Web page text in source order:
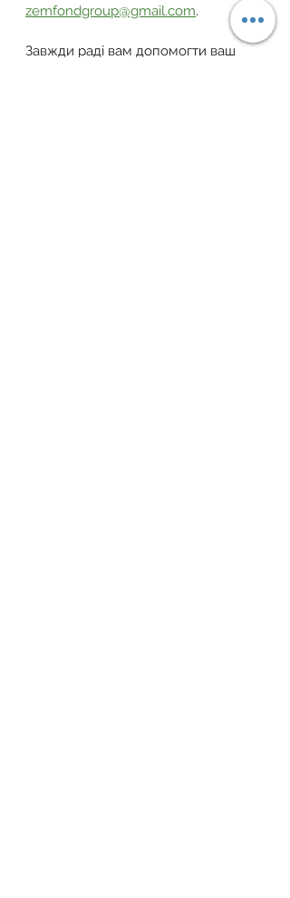
zemfondgroup@gmail.com.
Завжди раді вам допомогти ваш